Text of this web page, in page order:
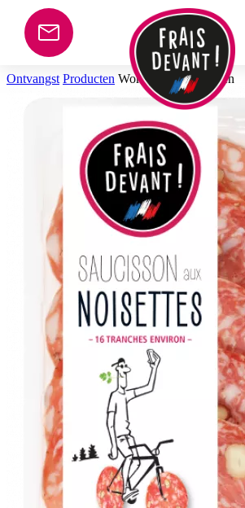
Cookies beheer paneel
Ontvangst Producten Worst Met Hazlnotnen